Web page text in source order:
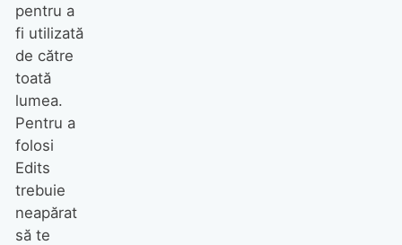
pentru a
fi utilizată
de către
toată
lumea.
Pentru a
folosi
Edits
trebuie
neapărat
să te